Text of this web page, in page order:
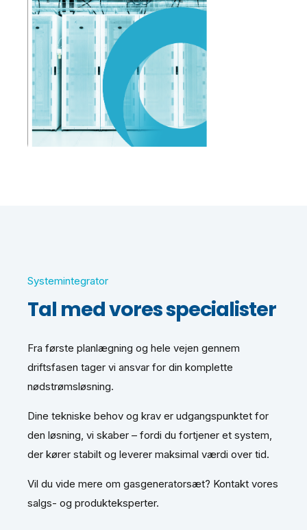
Systemintegrator
Tal med vores specialister
Fra første planlægning og hele vejen gennem
driftsfasen tager vi ansvar for din komplette
nødstrømsløsning.
Dine tekniske behov og krav er udgangspunktet for
den løsning, vi skaber – fordi du fortjener et system,
der kører stabilt og leverer maksimal værdi over tid.
Vil du vide mere om gasgeneratorsæt? Kontakt vores
salgs- og produkteksperter.